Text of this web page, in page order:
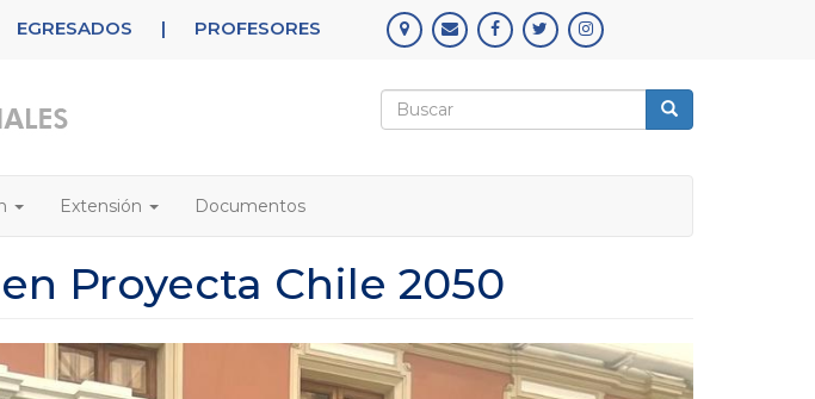
EGRESADOS | PROFESORES
Formulario
búsqueda
Extensión Documentos
Proyecta Chile 2050